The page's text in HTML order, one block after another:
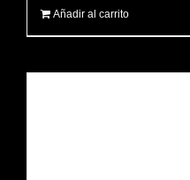
Añadir al carrito